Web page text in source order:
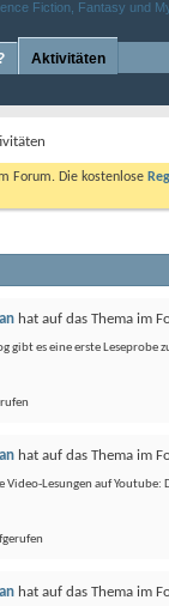
Aktivitäten
Forum. Die kostenlose
hat auf das Thema im
gibt es eine erste
hat auf das Thema im
Video-Lesungen auf
hat auf das Thema im